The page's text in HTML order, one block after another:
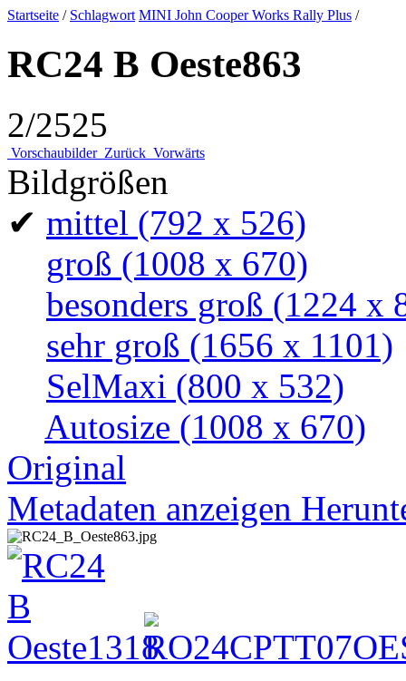
Startseite / Schlagwort MINI John Cooper Works Rally Plus /
RC24 B Oeste863
2/2525
Vorschaubilder Zurück Vorwärts
Bildgrößen
✔ mittel (792 x 526)
groß (1008 x 670)
besonders groß (1224 x
sehr groß (1656 x 1101)
SelMaxi (800 x 532)
Autosize (1008 x 670)
Original
Metadaten anzeigen